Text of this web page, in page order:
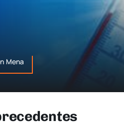
Mena